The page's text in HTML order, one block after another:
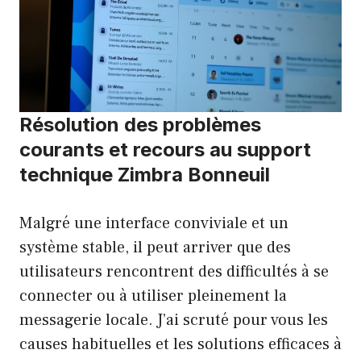
Résolution des problèmes
courants et recours au support
technique Zimbra Bonneuil
Malgré une interface conviviale et un
système stable, il peut arriver que des
utilisateurs rencontrent des difficultés à se
connecter ou à utiliser pleinement la
messagerie locale. J’ai scruté pour vous les
causes habituelles et les solutions efficaces à